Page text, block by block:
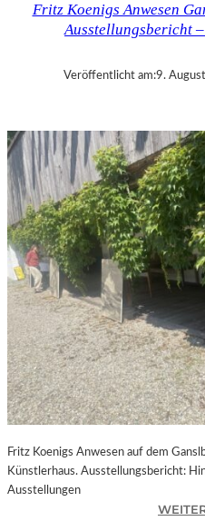
Fritz Koenigs Anwesen
Ausstellungsbericht
Veröffentlicht am:9.
Fritz Koenigs Anwesen auf dem
Künstlerhaus. Ausstellungsbericht:
Ausstellungen